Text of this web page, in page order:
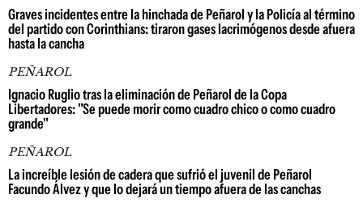
Graves incidentes entre la hinchada de Peñarol y la Policía al término
del partido con Corinthians: tiraron gases lacrimógenos desde afuera
hasta la cancha
PEÑAROL
Ignacio Ruglio tras la eliminación de Peñarol de la Copa
Libertadores: "Se puede morir como cuadro chico o como cuadro
grande"
PEÑAROL
La increíble lesión de cadera que sufrió el juvenil de Peñarol
Facundo Álvez y que lo dejará un tiempo afuera de las canchas